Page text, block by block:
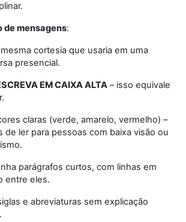
de mensagens:
cortesia que usaria em uma
presencial.
EM CAIXA ALTA – isso equivale
claras (verde, amarelo, vermelho) –
de ler para pessoas com baixa visão ou
parágrafos curtos, com linhas em
entre eles.
e abreviaturas sem explicação